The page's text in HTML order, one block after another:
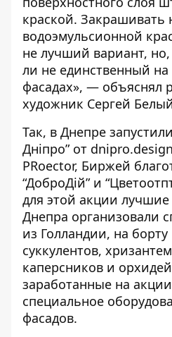
краской. Закрашивать
водоэмульсионной
не лучший вариант,
ли не единственный
фасадах», — объяснял
художник Сергей
Так, в Днепре
Дніпро” от
PRoector, Биржей
“ДоброДій” и
для этой акции
Днепра организовали
из Голландии, на борту
суккулентов,
каперсников и
заработанные на
специальное
фасадов.